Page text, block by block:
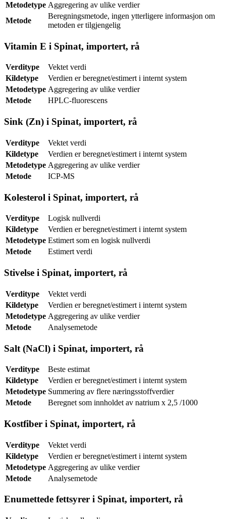
Metodetype Aggregering av ulike verdier
Metode
Beregningsmetode, ingen ytterligere informasjon om
metoden er tilgjengelig
Vitamin E i Spinat, importert, rå
Verditype
Vektet verdi
Kildetype
Verdien er beregnet/estimert i internt system
Metodetype Aggregering av ulike verdier
Metode
HPLC-fluorescens
Sink (Zn) i Spinat, importert, rå
Verditype
Vektet verdi
Kildetype
Verdien er beregnet/estimert i internt system
Metodetype Aggregering av ulike verdier
Metode
ICP-MS
Kolesterol i Spinat, importert, rå
Verditype
Logisk nullverdi
Kildetype
Verdien er beregnet/estimert i internt system
Metodetype Estimert som en logisk nullverdi
Metode
Estimert verdi
Stivelse i Spinat, importert, rå
Verditype
Vektet verdi
Kildetype
Verdien er beregnet/estimert i internt system
Metodetype Aggregering av ulike verdier
Metode
Analysemetode
Salt (NaCl) i Spinat, importert, rå
Verditype
Beste estimat
Kildetype
Verdien er beregnet/estimert i internt system
Metodetype Summering av flere næringsstoffverdier
Metode
Beregnet som innholdet av natrium x 2,5 /1000
Kostfiber i Spinat, importert, rå
Verditype
Vektet verdi
Kildetype
Verdien er beregnet/estimert i internt system
Metodetype Aggregering av ulike verdier
Metode
Analysemetode
Enumettede fettsyrer i Spinat, importert, rå